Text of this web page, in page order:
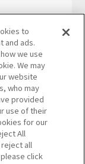
について
to
and ads.
we use
We may
website
who may
provided
use of their
for our
All
all
click